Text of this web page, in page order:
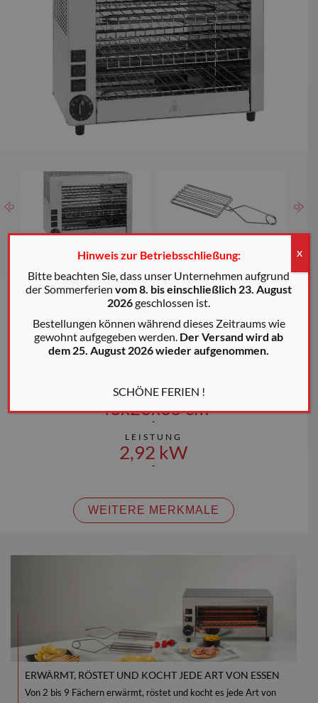
* Die auf diesen Seiten gezeigten Farben sind Richtwerte
Rauch und Gerüche auf ein Minimum.
EINFACH ZU BENUTZEN UND REINIGEN:Er verfügt über eine
einfach zu reinigende Edelstahloberfläche,mit variablem Wärmeknopf,
Thermostatbedienung, Hochleistungsmetallelemente, abnehmbare
Krümelschale.
PRODUKTCODE
014071
MUNDGRÖSSE
35x23x9,5 cm
ABMESSUNGEN
43x23x35 cm
LEISTUNG
2,92 kW
WEITERE MERKMALE
ERWÄRMT, RÖSTET UND KOCHT JEDE ART VON ESSEN
Von 2 bis 9 Fächern erwärmt, röstet und kocht es jede Art von
Hinweis zur Betriebsschließung:
Bitte beachten Sie, dass unser Unternehmen aufgrund
der Sommerferienvom 8. bis einschließlich 23. August
2026geschlossen ist.
Bestellungen können während dieses Zeitraums wie
gewohnt aufgegeben werden. Der Versand wird ab
dem 25. August 2026 wieder aufgenommen.
SCHÖNE FERIEN !
X